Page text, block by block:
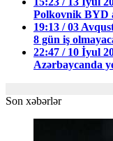
Polkovnik BYD
19:13 / 03
8 gün iş
22:47 / 10 İyul
Azərbaycanda
Son xəbərlər